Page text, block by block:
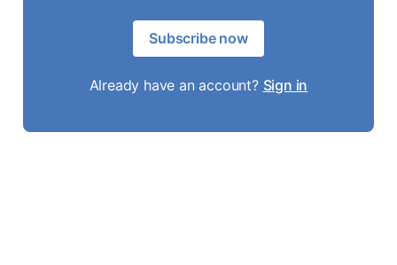
Subscribe now
Already have an account? Sign in